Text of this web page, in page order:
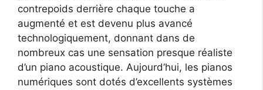
contrepoids derrière chaque touche a
augmenté et est devenu plus avancé
technologiquement, donnant dans de
nombreux cas une sensation presque réaliste
d’un piano acoustique. Aujourd’hui, les pianos
numériques sont dotés d’excellents systèmes